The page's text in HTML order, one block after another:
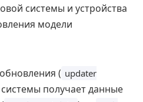
системы и устройства
модели
( updater
получает данные